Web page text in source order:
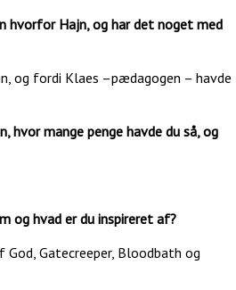
hvorfor Hajn, og har det noget med
og fordi Klaes –pædagogen – havde
hvor mange penge havde du så, og
og hvad er du inspireret af?
Gatecreeper, Bloodbath og